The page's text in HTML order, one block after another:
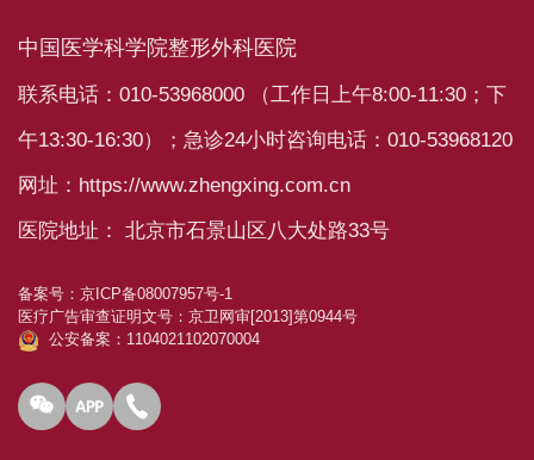
中国医学科学院整形外科医院
联系电话：010-53968000 （工作日上午8:00-11:30；下
午13:30-16:30）；急诊24小时咨询电话：010-53968120
网址：https://www.zhengxing.com.cn
医院地址： 北京市石景山区八大处路33号
备案号： 京ICP备08007957号-1
医疗广告审查证明文号： 京卫网审[2013]第0944号
公安备案：1104021102070004